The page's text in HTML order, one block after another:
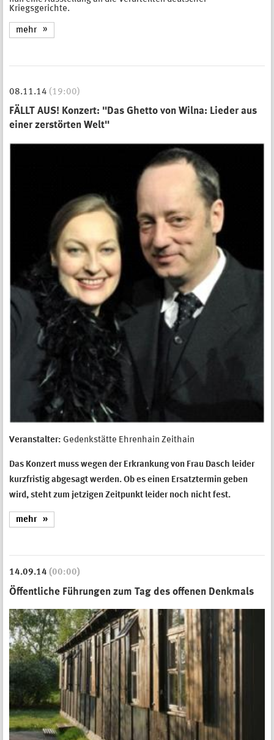
Kriegsgerichte.
mehr
08.11.14 (19:00)
FÄLLT AUS! Konzert: "Das Ghetto von Wilna: Lieder aus
einer zerstörten Welt"
Veranstalter: Gedenkstätte Ehrenhain Zeithain
Das Konzert muss wegen der Erkrankung von Frau Dasch leider
kurzfristig abgesagt werden. Ob es einen Ersatztermin geben
wird, steht zum jetzigen Zeitpunkt leider noch nicht fest.
mehr
14.09.14 (00:00)
Öffentliche Führungen zum Tag des offenen Denkmals